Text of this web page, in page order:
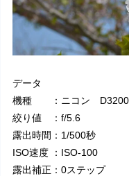
データ
機種 ：ニコン D3200
絞り値 ：f/5.6
露出時間：1/500秒
ISO速度 ：ISO-100
露出補正：0ステップ